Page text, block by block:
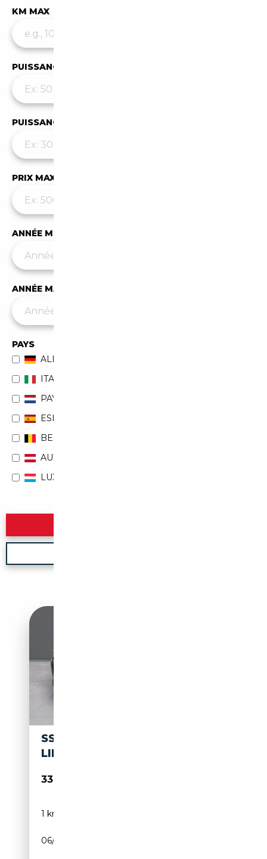
KM MAX
PUISSANCE MIN
PUISSANCE MAX
PRIX MAX (€)
ANNÉE MIN
ANNÉE MAX
PAYS
ALLEMAGNE
ITALIE
PAYS-BAS
ESPAGNE
BELGIQUE
AUTRICHE
LUXEMBOURG
SSANGYONG TORRES G15 HEV
LIFE AUT.
33 400€
1 km
06/2026